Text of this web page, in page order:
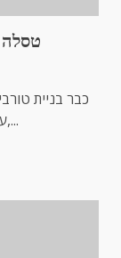
טסלה
עבודתו ל- YouTube. עבור אלה שאינם מוכרים,...